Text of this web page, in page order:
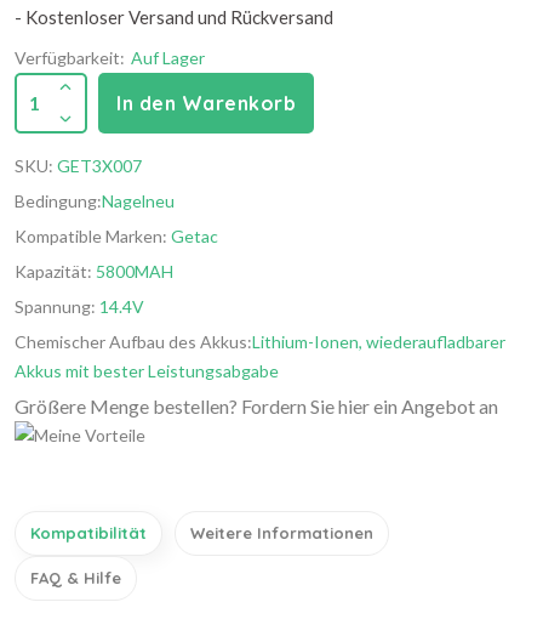
- Kostenloser Versand und Rückversand
Verfügbarkeit: Auf Lager
1 In den Warenkorb
SKU: GET3X007
Bedingung:Nagelneu
Kompatible Marken: Getac
Kapazität: 5800MAH
Spannung: 14.4V
Chemischer Aufbau des Akkus:Lithium-Ionen, wiederaufladbarer
Akkus mit bester Leistungsabgabe
Größere Menge bestellen? Fordern Sie hier ein Angebot an
Kompatibilität Weitere Informationen
FAQ & Hilfe